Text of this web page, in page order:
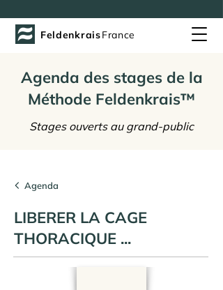
FeldenkraisFrance
Agenda des stages de la
Méthode Feldenkrais™
Stages ouverts au grand-public
Agenda
LIBERER LA CAGE
THORACIQUE ...